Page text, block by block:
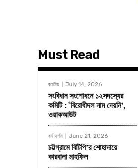
Must Read
জাতীয় July 14, 2026
সংবিধান সংশোধনে ১২সদস্যের
কমিটি : ‘বিরোধীদল নাম দেয়নি’,
ওয়াকআউট
ধর্ম দর্শন June 21, 2026
চট্টগ্রামে বিটিপি’র শোহাদায়ে
কারবালা মাহফিল